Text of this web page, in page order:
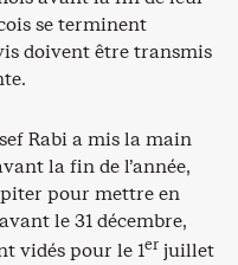
se terminent
doivent être transmis
Rabi a mis la main
la fin de l’année,
pour mettre en
le 31 décembre,
vidés pour le 1er juillet